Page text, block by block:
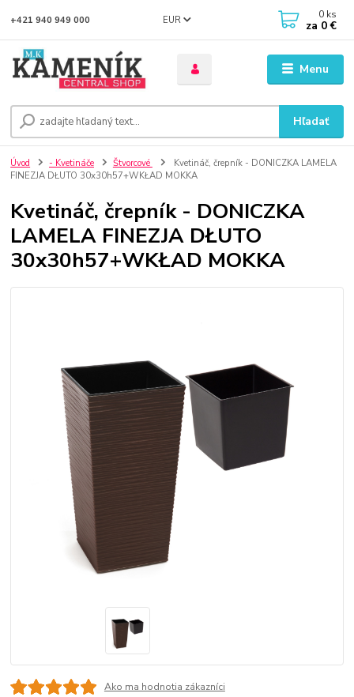
Menu
EUR
Hľadať
+421 940 949 000 0 ks
za 0 €
Úvod - Kvetináče Štvorcové
Kvetináč, črepník - DONICZKA LAMELA
FINEZJA DŁUTO 30x30h57+WKŁAD MOKKA
Kvetináč, črepník - DONICZKA
LAMELA FINEZJA DŁUTO
30x30h57+WKŁAD MOKKA
Ako ma hodnotia zákazníci